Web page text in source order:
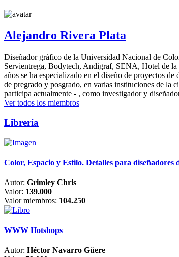
Alejandro Rivera Plata
Diseñador gráfico de la Universidad Nacional de
Servientrega, Bodytech, Andigraf, SENA, Hotel de
años se ha especializado en el diseño de proyectos
de pregrado y posgrado, en varias instituciones de
participa actualmente - , como investigador y
Ver todos los miembros
Librería
Color, Espacio y Estilo. Detalles para diseñadores
Autor: Grimley Chris
Valor: 139.000
Valor miembros: 104.250
WWW Hotshops
Autor: Héctor Navarro Güere